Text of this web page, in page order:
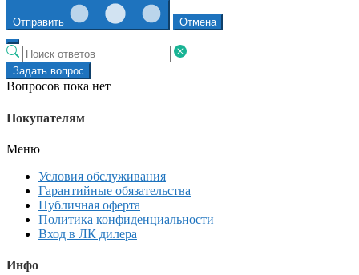
Отправить Отмена
Задать вопрос
Вопросов пока нет
Покупателям
Меню
Условия обслуживания
Гарантийные обязательства
Публичная оферта
Политика конфиденциальности
Вход в ЛК дилера
Инфо